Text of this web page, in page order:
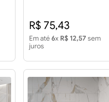
2.60CX
R$ 75,43
Em até6x R$ 12,57 sem
juros